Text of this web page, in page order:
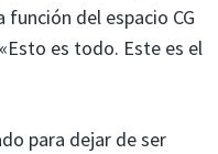
función del espacio CG
es todo. Este es el
para dejar de ser